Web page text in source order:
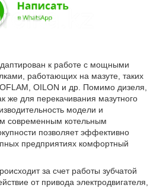
к работе с мощными
работающих на мазуте, таких
OILON и др. Помимо дизеля,
же для перекачивания мазутного
модели и
современным котельным
позволяет эффективно
предприятиях комфортный
за счет работы зубчатой
от привода электродвигателя,